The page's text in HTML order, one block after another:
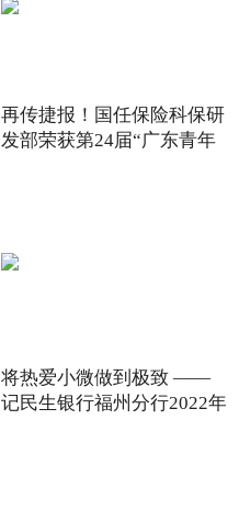
再传捷报！国任保险科保研
发部荣获第24届“广东青年
将热爱小微做到极致 ——
记民生银行福州分行2022年